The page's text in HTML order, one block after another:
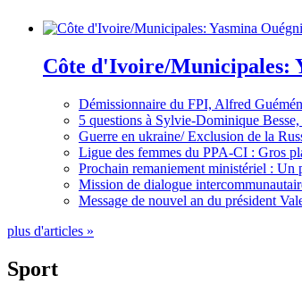
Côte d'Ivoire/Municipales:
Démissionnaire du FPI, Alfred
5 questions à Sylvie-Dominique
Guerre en ukraine/ Exclusion de la
Ligue des femmes du PPA-CI : Gros
Prochain remaniement ministériel :
Mission de dialogue
Message de nouvel an du président
plus d'articles »
Sport